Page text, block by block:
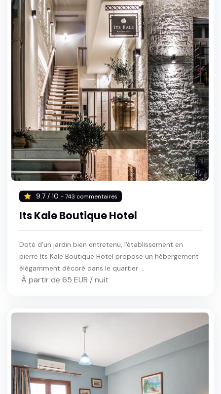
9.7 / 10 - 743 commentaires
Its Kale Boutique Hotel
Doté d'un jardin bien entretenu, l'établissement en
pierre Its Kale Boutique Hotel propose un hébergement
élégamment décoré dans le quartier ...
À partir de 65 EUR / nuit